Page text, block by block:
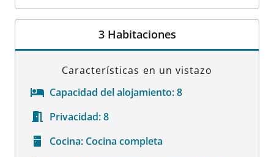
Datos de la habitación
3 Habitaciones
Características en un vistazo
Capacidad del alojamiento:8
Privacidad:8
Cocina: Cocina completa